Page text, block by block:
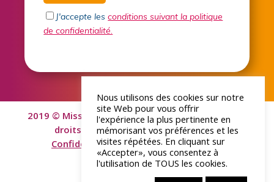
J'accepte lesconditions suivant la politique
de confidentialité.
2019 © Mission Locale Lisieux Normandie | Tous
droits réservés –Mentions Légales|
Confidentialité| Site internet :
Nous utilisons des cookies sur notre
site Web pour vous offrir
l'expérience la plus pertinente en
mémorisant vos préférences et les
visites répétées. En cliquant sur
«Accepter», vous consentez à
l'utilisation de TOUS les cookies.